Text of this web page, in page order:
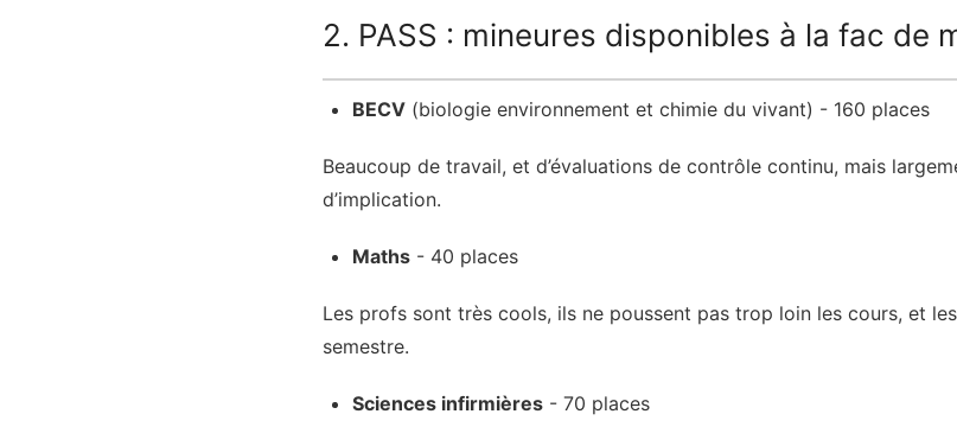
2. PASS : mineures disponibles à la fac de
BECV (biologie environnement et chimie du vivant) - 160 places
Beaucoup de travail, et d’évaluations de contrôle continu, mais
d’implication.
Maths - 40 places
Les profs sont très cools, ils ne poussent pas trop loin les cours, et
semestre.
Sciences infirmières - 70 places